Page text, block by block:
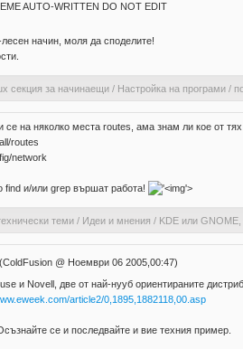
AUTO-WRITTEN DO NOT EDIT
начин, моля да споделите!
секция за начинаещи/ Настройка на програми/
се на няколко места routes, ама знам ли кое от
routes
network
find и/или grep вършат работа!
'>
теми/ Идеи и мнения / KDE или
@ Ноември 06 2005,00:47)
и Novell, две от най-нууб ориентираните
article2/0,1895,1882118,00.asp
се и последвайте и вие техния пример.